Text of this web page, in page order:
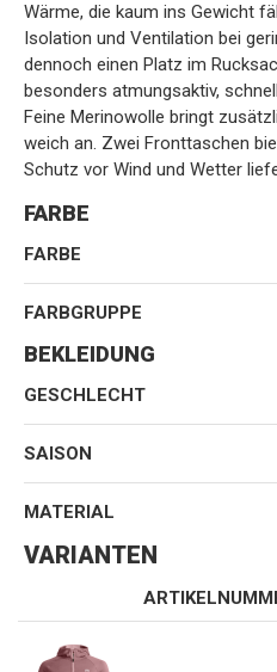
Wärme, die kaum ins Gewicht
Isolation und Ventilation bei
dennoch einen Platz im
besonders atmungsaktiv,
Feine Merinowolle bringt
weich an. Zwei Fronttaschen
Schutz vor Wind und Wetter
FARBE
FARBE
FARBGRUPPE
BEKLEIDUNG
GESCHLECHT
SAISON
MATERIAL
VARIANTEN